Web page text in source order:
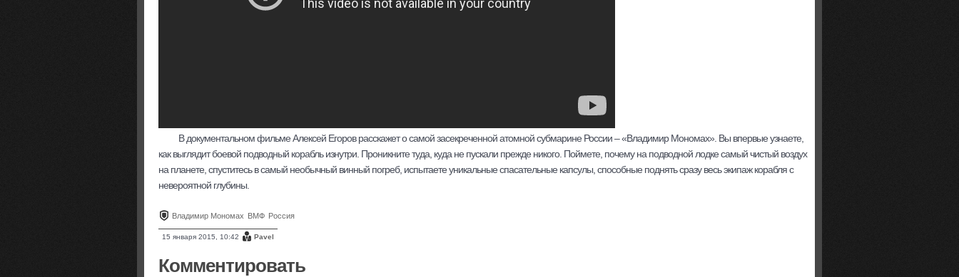
В документальном фильме Алексей Егоров расскажет о самой засекреченной атомной субмарине России – «Владимир Мономах». Вы впервые узнаете,
как выглядит боевой подводный корабль изнутри. Проникните туда, куда не пускали прежде никого. Поймете, почему на подводной лодке самый чистый воздух
на планете, спуститесь в самый необычный винный погреб, испытаете уникальные спасательные капсулы, способные поднять сразу весь экипаж корабля с
невероятной глубины.
Владимир Мономах ВМФ Россия
15 января 2015, 10:42 Pavel
Комментировать